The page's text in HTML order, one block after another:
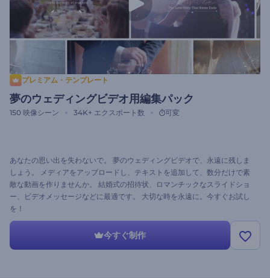
プレミアム・テンプレート
夢のウェディングビデオ用編集パック
150 映像シーン 34K+ エクスポート数 可変
あなたの思い出を失わないで。 夢のウェディングビデオで、永遠に残しま
しょう。 メディアをアップロードし、テキストを追加して、数分だけで素
敵な動画を作りませんか。 結婚式の招待状、ロマンチックなスライドショ
ー、ビデオメッセージなどに最適です。 大切な時を永遠に。今すぐお試し
を！
今すぐ制作